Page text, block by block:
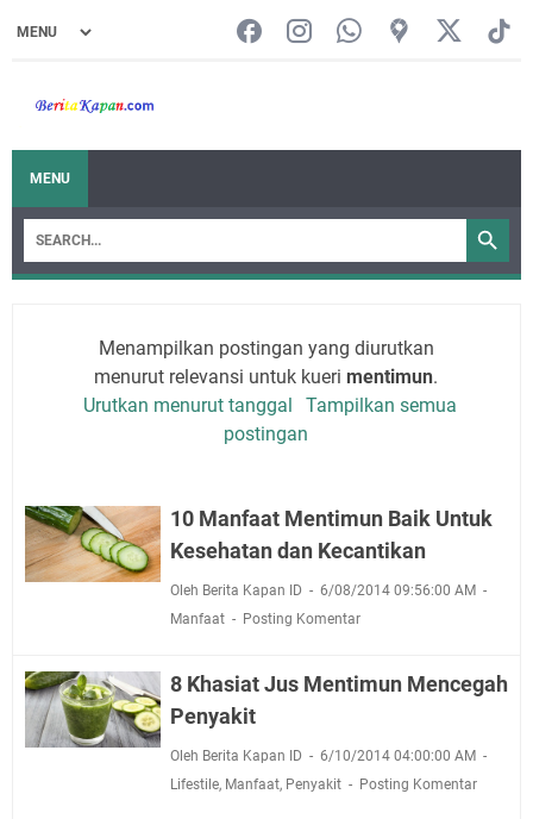
MENU
Menampilkan postingan yang diurutkan
menurut relevansi untuk kuerimentimun.
Urutkan menurut tanggal
Tampilkan semua
postingan
10 Manfaat Mentimun Baik Untuk
Kesehatan dan Kecantikan
Oleh Berita Kapan ID
6/08/2014 09:56:00 AM
Manfaat
Posting Komentar
8 Khasiat Jus Mentimun Mencegah
Penyakit
Oleh Berita Kapan ID
6/10/2014 04:00:00 AM
Lifestile, Manfaat, Penyakit Posting Komentar